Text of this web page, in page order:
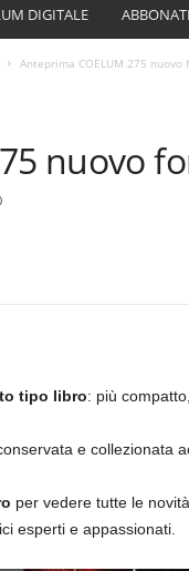
DIGITALE ABBONATI
Anteprima COELUM 275 nuovo
nuovo
tipo libro: più
e collezionata
per vedere tutte le
esperti e appassionati.